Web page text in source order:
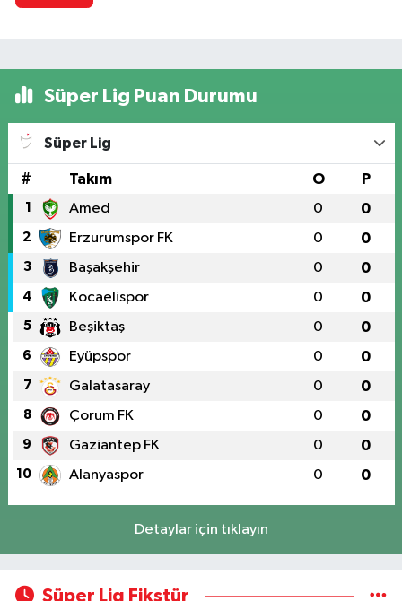
Süper Lig Puan Durumu
Süper Lig
# Takım O P
1 Amed 0 0
2 Erzurumspor FK 0 0
3 Başakşehir 0 0
4 Kocaelispor 0 0
5 Beşiktaş 0 0
6 Eyüpspor 0 0
7 Galatasaray 0 0
8 Çorum FK 0 0
9 Gaziantep FK 0 0
10 Alanyaspor 0 0
Detaylar için tıklayın
Süper Lig Fikstür